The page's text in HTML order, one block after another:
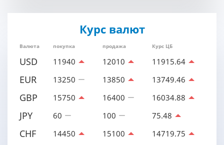
Курс валют
Валюта покупка продажа Курс ЦБ
USD 11940 12010 11915.64
EUR 13250 13850 13749.46
GBP 15750 16400 16034.88
JPY 60 100 75.48
CHF 14450 15100 14719.75